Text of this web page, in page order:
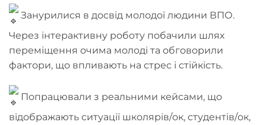
Занурилися в досвід молодої людини ВПО.
Через інтерактивну роботу побачили шлях
переміщення очима молоді та обговорили
фактори, що впливають на стрес і стійкість.
Попрацювали з реальними кейсами, що
відображають ситуації школярів/ок, студентів/ок,